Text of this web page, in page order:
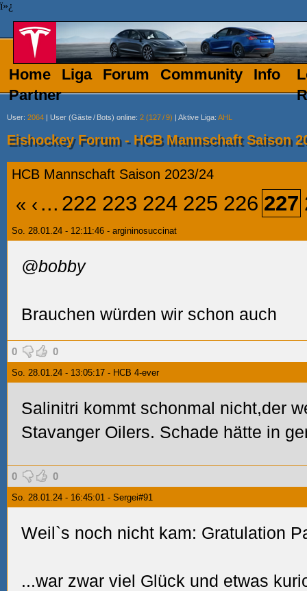
ï»¿
Home Liga Forum Community
Info
Partner
User: 2064 | User (Gäste/ Bots) online: 2 (127/9) | Aktive Liga: AHL
Eishockey Forum - HCB Mannschaft Saison
HCB Mannschaft Saison 2023/24
« ‹ ... 222 223 224 225 226 227
So. 28.01.24 - 12:11:46 - argininosuccinat
@bobby
Brauchen würden wir schon auch
0 0
So. 28.01.24 - 13:05:17 - HCB 4-ever
Salinitri kommt schonmal nicht,der
Stavanger Oilers. Schade hätte in
0 0
So. 28.01.24 - 16:45:01 - Sergei#91
Weil`s noch nicht kam: Gratulation
...war zwar viel Glück und etwas